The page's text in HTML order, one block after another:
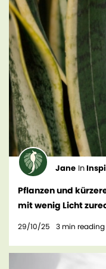
Jane In
Pflanzen und
mit wenig Licht
29/10/25 3 min